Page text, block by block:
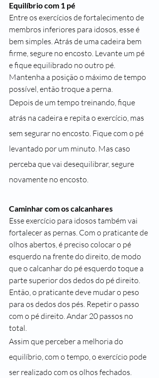
Equilíbrio com 1 pé
Entre os exercícios de fortalecimento de
membros inferiores para idosos, esse é
bem simples. Atrás de uma cadeira bem
firme, segure no encosto. Levante um pé
e fique equilibrado no outro pé.
Mantenha a posição o máximo de tempo
possível, então troque a perna.
Depois de um tempo treinando, fique
atrás na cadeira e repita o exercício, mas
sem segurar no encosto. Fique com o pé
levantado por um minuto. Mas caso
perceba que vai desequilibrar, segure
novamente no encosto.
Caminhar com os calcanhares
Esse exercício para idosos também vai
fortalecer as pernas. Com o praticante de
olhos abertos, é preciso colocar o pé
esquerdo na frente do direito, de modo
que o calcanhar do pé esquerdo toque a
parte superior dos dedos do pé direito.
Então, o praticante deve mudar o peso
para os dedos dos pés. Repetir o passo
com o pé direito. Andar 20 passos no
total.
Assim que perceber a melhoria do
equilíbrio, com o tempo, o exercício pode
ser realizado com os olhos fechados.